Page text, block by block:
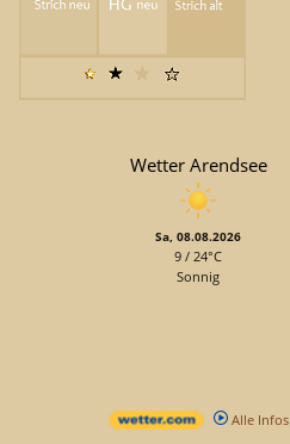
Wetter Arendsee
Sa, 08.08.2026
9 / 24°C
Sonnig
Alle Infos